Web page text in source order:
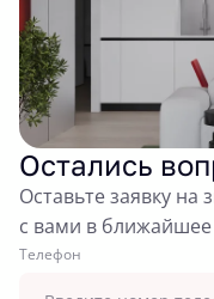
Остались
Оставьте заявку
с вами в
Tелефон